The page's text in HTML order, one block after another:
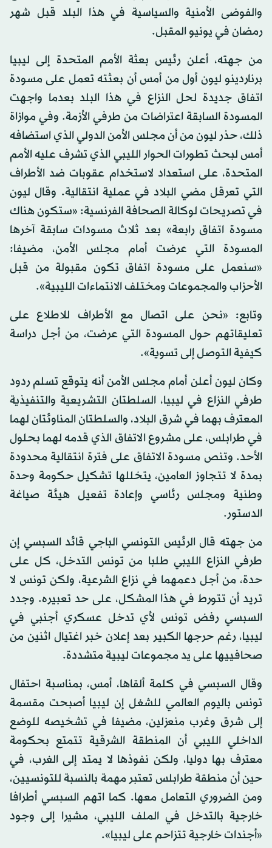
والفوضى الأمنية والسياسية في هذا البلد قبل شهر
رمضان في يونيو المقبل.
من جهته، أعلن رئيس بعثة الأمم المتحدة إلى ليبيا
برناردينو ليون أول من أمس أن بعثته تعمل على مسودة
اتفاق جديدة لحل النزاع في هذا البلد بعدما واجهت
المسودة السابقة اعتراضات من طرفي الأزمة. وفي موازاة
ذلك، حذر ليون من أن مجلس الأمن الدولي الذي استضافه
أمس لبحث تطورات الحوار الليبي الذي تشرف عليه الأمم
المتحدة، على استعداد لاستخدام عقوبات ضد الأطراف
التي تعرقل مضي البلاد في عملية انتقالية. وقال ليون
في تصريحات لوكالة الصحافة الفرنسية: «ستكون هناك
مسودة اتفاق رابعة» بعد ثلاث مسودات سابقة آخرها
المسودة التي عرضت أمام مجلس الأمن، مضيفا:
«سنعمل على مسودة اتفاق تكون مقبولة من قبل
الأحزاب والمجموعات ومختلف الانتماءات الليبية».
وتابع: «نحن على اتصال مع الأطراف للاطلاع على
تعليقاتهم حول المسودة التي عرضت، من أجل دراسة
كيفية التوصل إلى تسوية».
وكان ليون أعلن أمام مجلس الأمن أنه يتوقع تسلم ردود
طرفي النزاع في ليبيا، السلطتان التشريعية والتنفيذية
المعترف بهما في شرق البلاد، والسلطتان المناوئتان لهما
في طرابلس، على مشروع الاتفاق الذي قدمه لهما بحلول
الأحد. وتنص مسودة الاتفاق على فترة انتقالية محدودة
بمدة لا تتجاوز العامين، يتخللها تشكيل حكومة وحدة
وطنية ومجلس رئاسي وإعادة تفعيل هيئة صياغة
الدستور.
من جهته قال الرئيس التونسي الباجي قائد السبسي إن
طرفي النزاع الليبي طلبا من تونس التدخل، كل على
حدة، من أجل دعمهما في نزاع الشرعية، ولكن تونس لا
تريد أن تتورط في هذا المشكل، على حد تعبيره. وجدد
السبسي رفض تونس لأي تدخل عسكري أجنبي في
ليبيا، رغم حرجها الكبير بعد إعلان خبر اغتيال اثنين من
صحافييها على يد مجموعات ليبية متشددة.
وقال السبسي في كلمة ألقاها، أمس، بمناسبة احتفال
تونس باليوم العالمي للشغل إن ليبيا أصبحت مقسمة
إلى شرق وغرب منعزلين، مضيفا في تشخيصه للوضع
الداخلي الليبي أن المنطقة الشرقية تتمتع بحكومة
معترف بها دوليا، ولكن نفوذها لا يمتد إلى الغرب، في
حين أن منطقة طرابلس تعتبر مهمة بالنسبة للتونسيين،
ومن الضروري التعامل معها. كما اتهم السبسي أطرافا
خارجية بالتدخل في الملف الليبي، مشيرا إلى وجود
«أجندات خارجية تتزاحم على ليبيا».